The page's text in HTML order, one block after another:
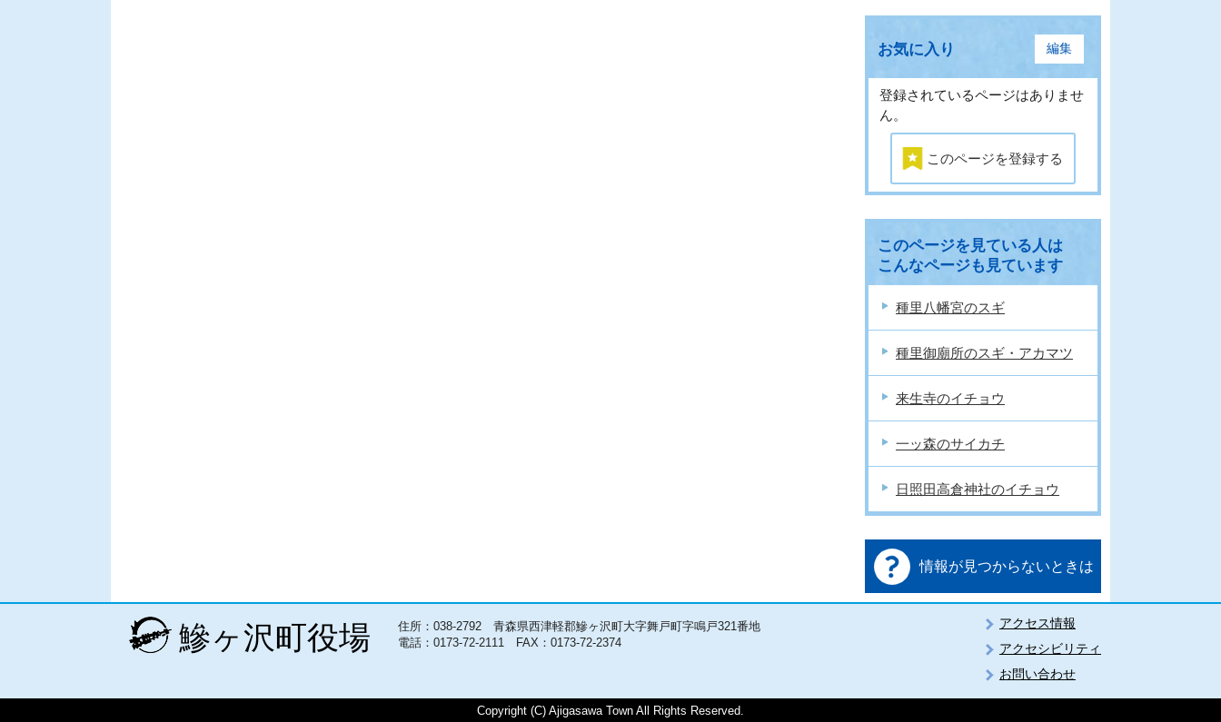
お気に入り 編集
登録されているページはありませ
ん。
このページを登録する
このページを見ている人は
こんなページも見ています
種里八幡宮のスギ
種里御廟所のスギ・アカマツ
来生寺のイチョウ
一ッ森のサイカチ
日照田高倉神社のイチョウ
情報が見つからないときは
アクセス情報
アクセシビリティ
お問い合わせ
鰺ヶ沢町役場
住所：038-2792 青森県西津軽郡鰺ヶ沢町大字舞戸町字鳴戸321番地
電話：0173-72-2111 FAX：0173-72-2374
Copyright (C) Ajigasawa Town All Rights Reserved.